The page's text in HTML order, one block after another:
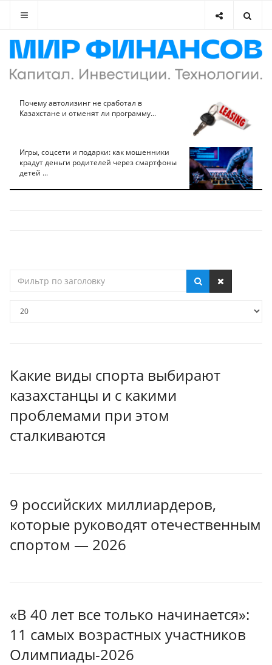
Почему автолизинг не сработал в
Казахстане и отменят ли программу...
Игры, соцсети и подарки: как мошенники
крадут деньги родителей через смартфоны
детей ...
по
Какие виды спорта выбирают
казахстанцы и с какими
проблемами при этом
сталкиваются
9 российских миллиардеров,
которые руководят отечественным
спортом — 2026
«В 40 лет все только начинается»:
11 самых возрастных участников
Олимпиады-2026